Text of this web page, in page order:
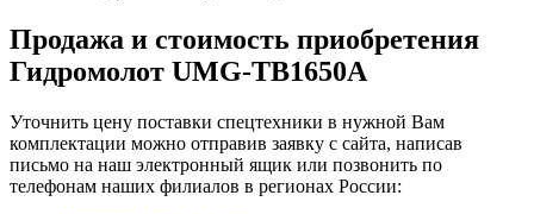
Продажа и cтоимость приобретения
Гидромолот UMG-TB1650A
Уточнить цену поставки спецтехники в нужной Вам
комплектации можно отправив заявку с сайта, написав
письмо на наш электронный ящик или позвонить по
телефонам наших филиалов в регионах России: